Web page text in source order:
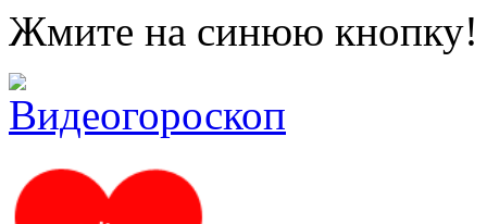
Жмите на синюю кнопку!